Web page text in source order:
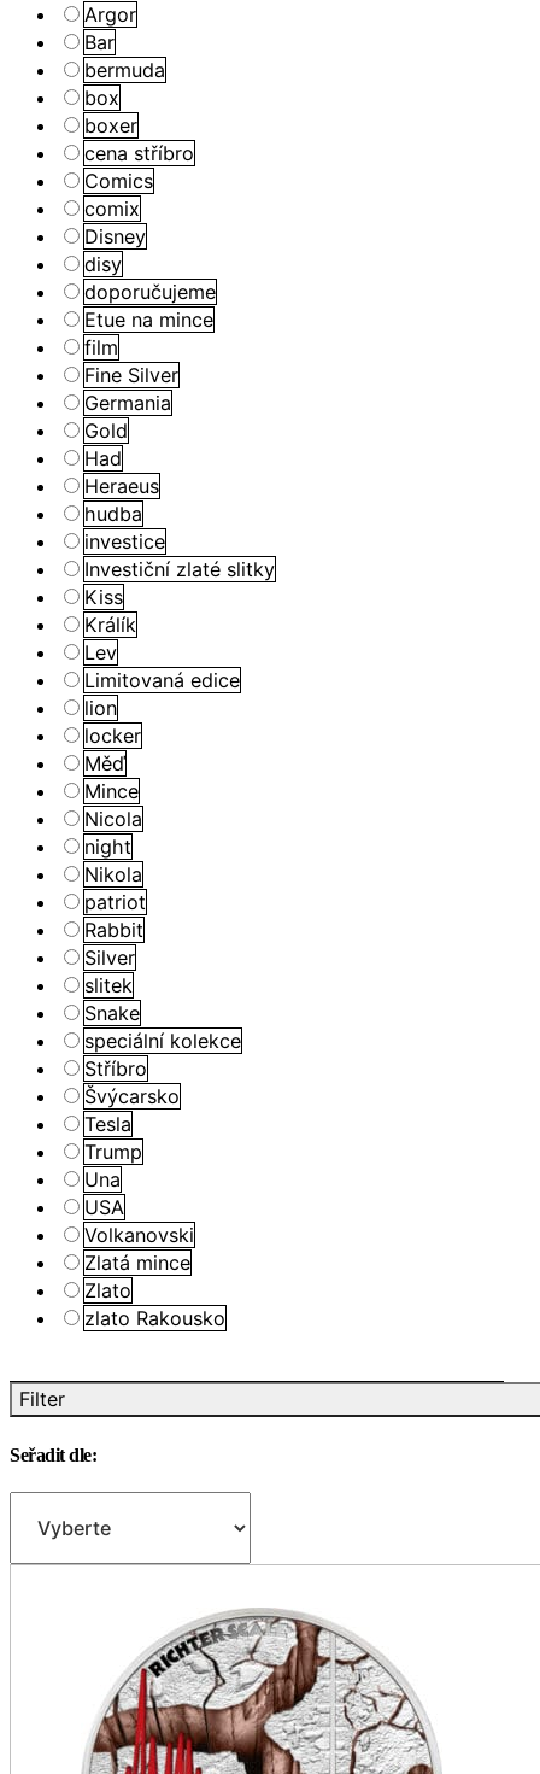
Argor
Bar
bermuda
box
boxer
cena stříbro
Comics
comix
Disney
disy
doporučujeme
Etue na mince
film
Fine Silver
Germania
Gold
Had
Heraeus
hudba
investice
Investiční zlaté slitky
Kiss
Králík
Lev
Limitovaná edice
lion
locker
Měď
Mince
Nicola
night
Nikola
patriot
Rabbit
Silver
slitek
Snake
speciální kolekce
Stříbro
Švýcarsko
Tesla
Trump
Una
USA
Volkanovski
Zlatá mince
Zlato
zlato Rakousko
Filter
Seřadit dle: